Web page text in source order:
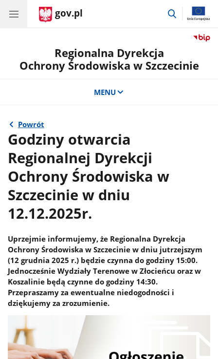
gov.pl
przejdź
Regionalna Dyrekcja
Ochrony Środowiska w Szczecinie
MENU
Powrót
Godziny otwarcia
Regionalnej Dyrekcji
Ochrony Środowiska w
Szczecinie w dniu
12.12.2025r.
Uprzejmie informujemy, że Regionalna Dyrekcja
Ochrony Środowiska w Szczecinie w dniu jutrzejszym
(12 grudnia 2025 r.) będzie czynna do godziny 15:00.
Jednocześnie Wydziały Terenowe w Złocieńcu oraz w
Koszalinie będą czynne do godziny 14:30.
Przepraszamy za ewentualne niedogodności i
dziękujemy za zrozumienie.